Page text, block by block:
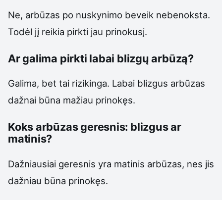
Ne, arbūzas po nuskynimo beveik nebenoksta.
Todėl jį reikia pirkti jau prinokusį.
Ar galima pirkti labai blizgų arbūzą?
Galima, bet tai rizikinga. Labai blizgus arbūzas
dažnai būna mažiau prinokęs.
Koks arbūzas geresnis: blizgus ar
matinis?
Dažniausiai geresnis yra matinis arbūzas, nes jis
dažniau būna prinokęs.